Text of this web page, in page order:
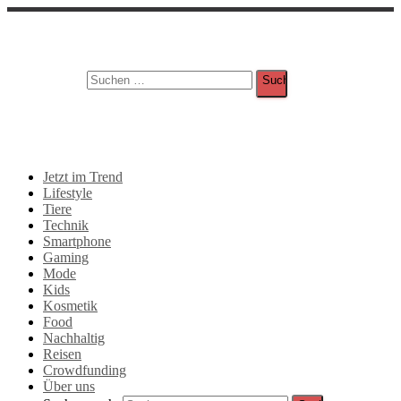
Jetzt im Trend
Lifestyle
Tiere
Technik
Smartphone
Gaming
Mode
Kids
Kosmetik
Food
Nachhaltig
Reisen
Crowdfunding
Über uns